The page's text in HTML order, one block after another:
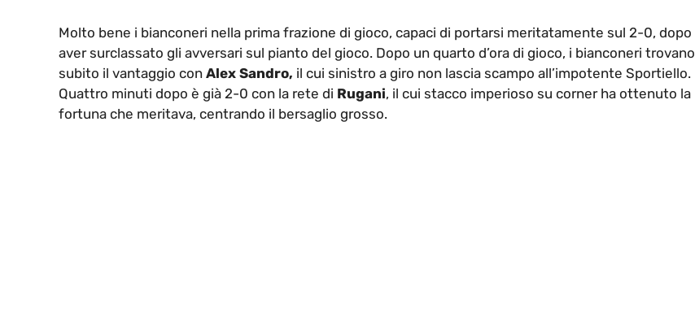
Molto bene i bianconeri nella prima frazione di gioco, capaci di portarsi meritatamente sul 2-0, dopo
aver surclassato gli avversari sul pianto del gioco. Dopo un quarto d’ora di gioco, i bianconeri trovano
subito il vantaggio con Alex Sandro, il cui sinistro a giro non lascia scampo all’impotente Sportiello.
Quattro minuti dopo è già 2-0 con la rete di Rugani, il cui stacco imperioso su corner ha ottenuto la
fortuna che meritava, centrando il bersaglio grosso.